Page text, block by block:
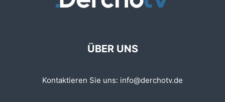
ÜBER UNS
Kontaktieren Sie uns: info@derchotv.de